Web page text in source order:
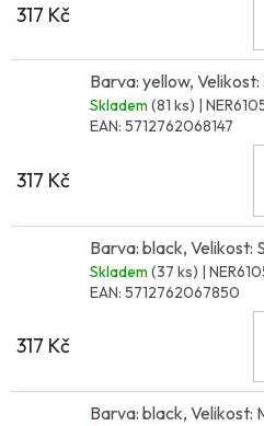
317 Kč
Barva: yellow,
Skladem (81 ks) |
EAN: 5712762068147
317 Kč
Barva: black, Velikost: S
Skladem (37 ks) |
EAN: 5712762067850
317 Kč
Barva: black, Velikost: